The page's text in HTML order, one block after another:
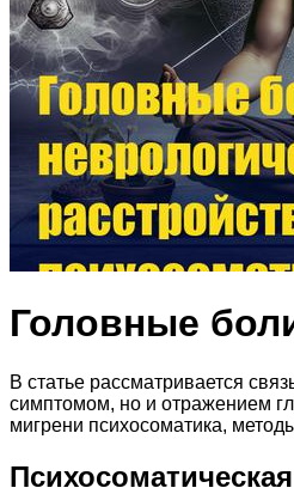
Головные
В статье рассматривается
симптомом, но и отражением
мигрени психосоматика,